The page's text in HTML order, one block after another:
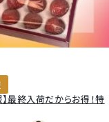
】最終入荷だからお得！特